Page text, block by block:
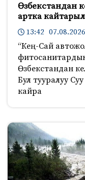
Өзбекстандан
артка
13:42 07.08.2026
“Кең-Сай
Өзбекстандан
Бул тууралуу
кайра